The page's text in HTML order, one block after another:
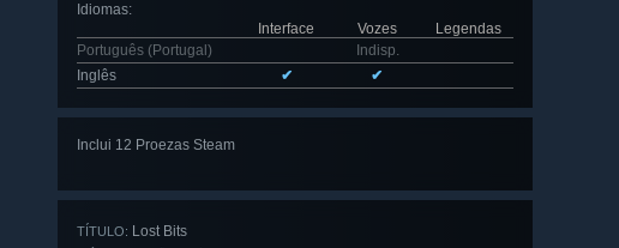
Idiomas:
Interface
Vozes
Legendas
Português (Portugal)
Indisp.
Inglês
✔ ✔
Inclui 12 Proezas Steam
TÍTULO: Lost Bits